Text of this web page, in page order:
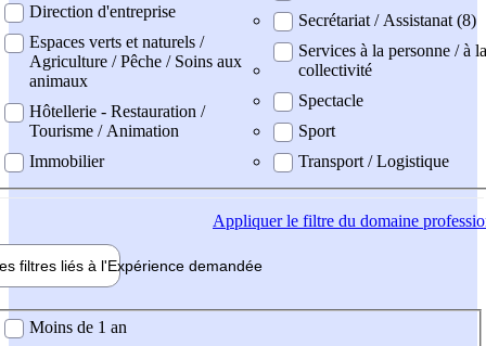
Direction d'entreprise
Espaces verts et naturels /
Agriculture / Pêche / Soins aux
animaux
Hôtellerie - Restauration /
Tourisme / Animation
Immobilier
Secrétariat / Assistanat (8)
Services à la personne / à la
collectivité
Spectacle
Sport
Transport / Logistique
Appliquerle filtre du domaine
filtres liés à l'Expérience demandée
demandée
Moins de 1 an